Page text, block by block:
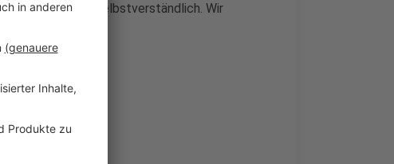
Beratung ist selbstverständlich. Wir